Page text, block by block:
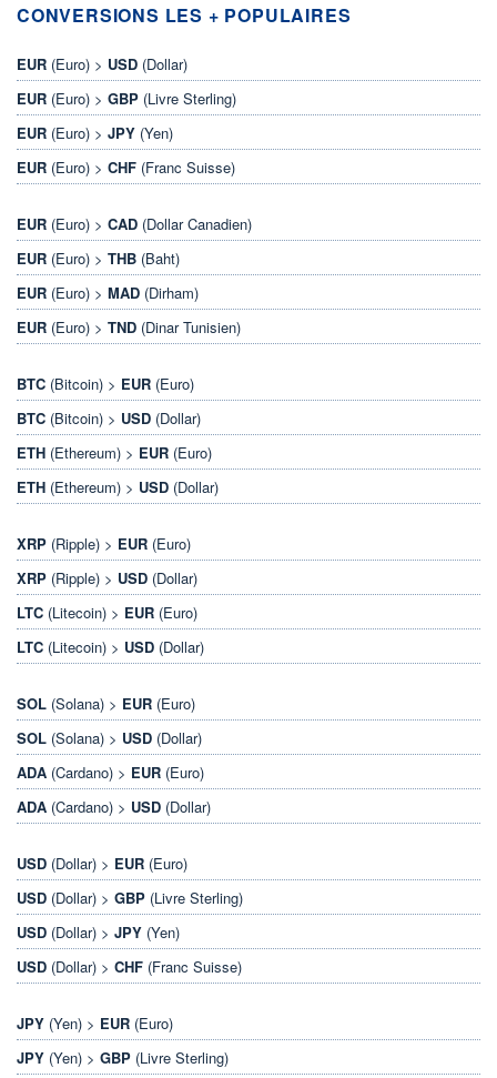
CONVERSIONS LES + POPULAIRES
EUR (Euro) > USD (Dollar)
EUR (Euro) > GBP (Livre Sterling)
EUR (Euro) > JPY (Yen)
EUR (Euro) > CHF (Franc Suisse)
EUR (Euro) > CAD (Dollar Canadien)
EUR (Euro) > THB (Baht)
EUR (Euro) > MAD (Dirham)
EUR (Euro) > TND (Dinar Tunisien)
BTC (Bitcoin) > EUR (Euro)
BTC (Bitcoin) > USD (Dollar)
ETH (Ethereum) > EUR (Euro)
ETH (Ethereum) > USD (Dollar)
XRP (Ripple) > EUR (Euro)
XRP (Ripple) > USD (Dollar)
LTC (Litecoin) > EUR (Euro)
LTC (Litecoin) > USD (Dollar)
SOL (Solana) > EUR (Euro)
SOL (Solana) > USD (Dollar)
ADA (Cardano) > EUR (Euro)
ADA (Cardano) > USD (Dollar)
USD (Dollar) > EUR (Euro)
USD (Dollar) > GBP (Livre Sterling)
USD (Dollar) > JPY (Yen)
USD (Dollar) > CHF (Franc Suisse)
JPY (Yen) > EUR (Euro)
JPY (Yen) > GBP (Livre Sterling)